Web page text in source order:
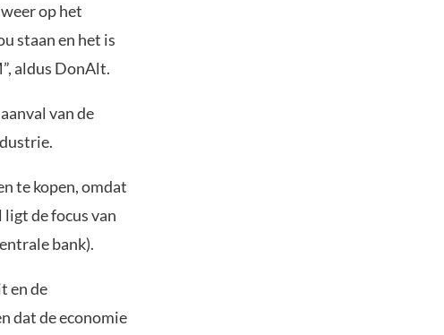
op het
staan en het is
aldus DonAlt.
van de
te kopen, omdat
de focus van
bank).
en de
dat de economie